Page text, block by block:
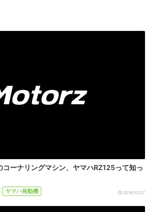
ーナリングマシン、ヤマハRZ125って知っ
ヤマハ発動機 2018/12/27